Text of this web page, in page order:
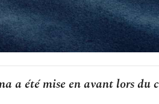
a été mise en avant lors du